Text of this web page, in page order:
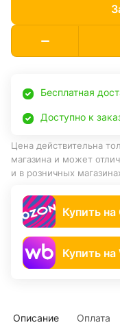
Бесплатная
Доступно к
Цена действительна
магазина и может
и в розничных
Купить на
Купить
Описание Оплата